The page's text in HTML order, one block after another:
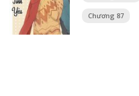
Chương 87